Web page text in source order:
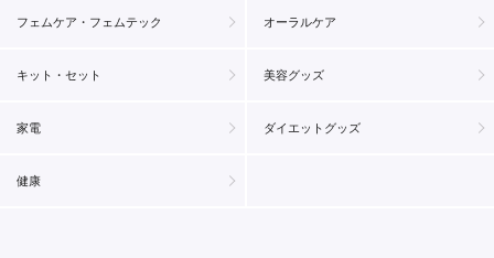
フェムケア・フェムテック オーラルケア
キット・セット 美容グッズ
家電 ダイエットグッズ
健康